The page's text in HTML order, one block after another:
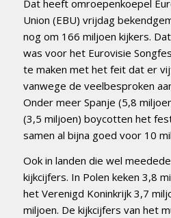
Dat heeft omroepenkoepel
Union (EBU) vrijdag
nog om 166 miljoen kijkers.
was voor het Eurovisie
te maken met het feit dat er
vanwege de veelbesproken
Onder meer Spanje (5,8
(3,5 miljoen) boycotten het
samen al bijna goed voor 10
Ook in landen die wel
kijkcijfers. In Polen keken 3,8
het Verenigd Koninkrijk 3,7
miljoen. De kijkcijfers van het